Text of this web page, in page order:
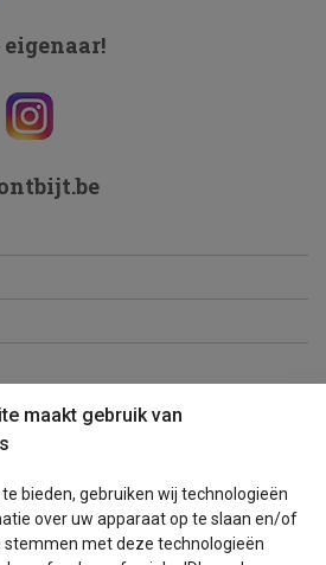
maakt gebruik van
bieden, gebruiken wij technologieën
over uw apparaat op te slaan en/of
stemmen met deze technologieën